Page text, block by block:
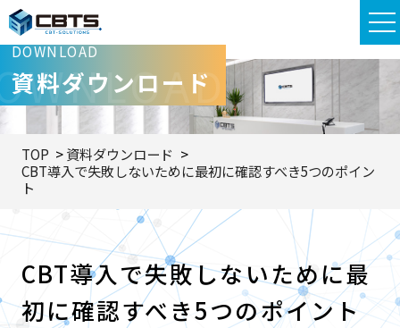
DOWNLOAD
資料ダウンロード
TOP
資料ダウンロード
CBT導入で失敗しないために最初に確認すべき5つのポイン
ト
CBT導入で失敗しないために最
初に確認すべき5つのポイント